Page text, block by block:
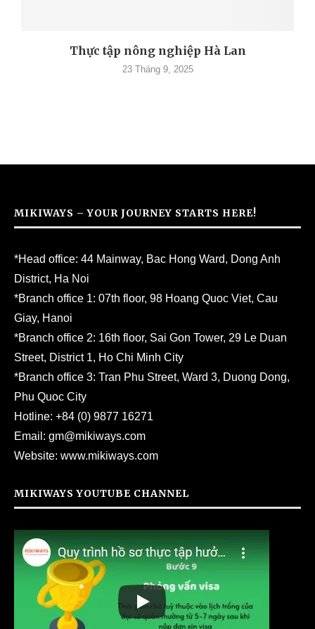
Thực tập nông nghiệp Hà Lan
23 Tháng 9, 2025
MIKIWAYS – YOUR JOURNEY STARTS HERE!
*Head office: 44 Mainway, Bac Hong Ward, Dong Anh
District, Ha Noi
*Branch office 1: 07th floor, 98 Hoang Quoc Viet, Cau
Giay, Hanoi
*Branch office 2: 16th floor, Sai Gon Tower, 29 Le Duan
Street, District 1, Ho Chi Minh City
*Branch office 3: Tran Phu Street, Ward 3, Duong Dong,
Phu Quoc City
Hotline: +84 (0) 9877 16271
Email: gm@mikiways.com
Website: www.mikiways.com
MIKIWAYS YOUTUBE CHANNEL